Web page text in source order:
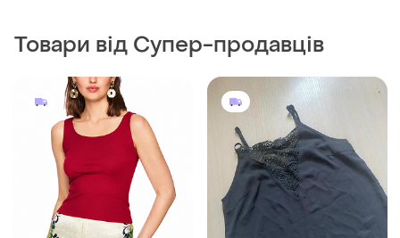
Товари від Супер-продавців